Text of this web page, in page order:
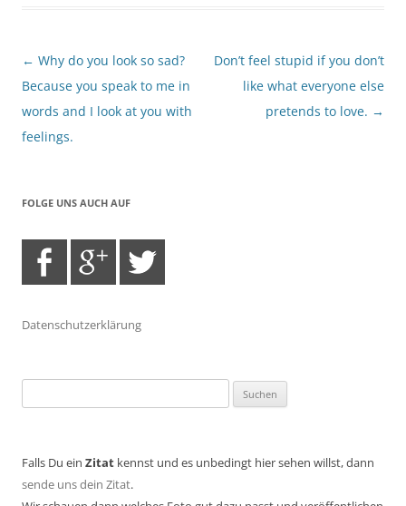
Beitragsnavigation
← Why do you look so sad?
Because you speak to me in
words and I look at you with
feelings.
Don’t feel stupid if you don’t
like what everyone else
pretends to love. →
FOLGE UNS AUCH AUF
Datenschutzerklärung
nach:
Falls Du ein Zitat kennst und es unbedingt hier sehen willst, dann
sende uns dein Zitat.